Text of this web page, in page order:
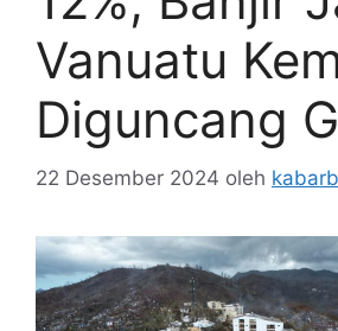
Vanuatu
Diguncang
22 Desember 2024 oleh